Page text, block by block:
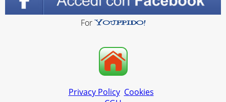
For
Privacy Policy Cookies